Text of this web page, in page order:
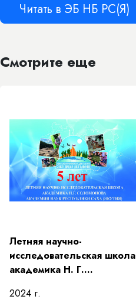
Читать в ЭБ НБ РС(Я)
Смотрите еще
Летняя научно-
исследовательская школа
академика Н. Г.
наук Республики Саха
2024 г.